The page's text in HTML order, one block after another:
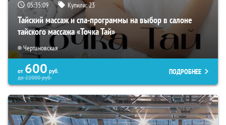
05:35:08 Купили:23
Тайский массаж и спа-программы на выбор в салоне
тайского массажа «Точка Тай»
Чертановская
от 600 руб.
до22000руб.
ПОДРОБНЕЕ